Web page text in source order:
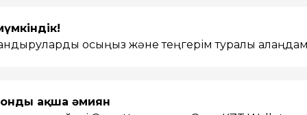
қосыңыз және теңгерім туралы
ақша әмиян